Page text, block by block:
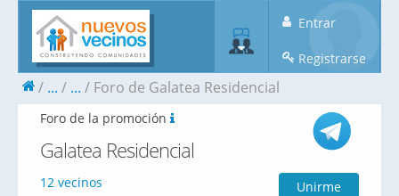
Entrar
Registrarse
... ... Foro de Galatea Residencial
Foro de la promoción
Galatea Residencial
12 vecinos Unirme